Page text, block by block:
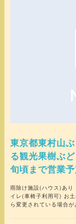
東京都東村山
る観光果樹ぶ
旬頃まで営業
ールド」ぶど
い。 ※営業期
す。お問合せ
雨除け施設(ハウス)あ
イレ(車椅子利用可) お土産や贈り物に
ら変更されている場合